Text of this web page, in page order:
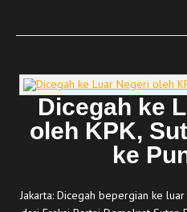
Dicegah ke
oleh KPK,
ke
Jakarta: Dicegah bepergian ke